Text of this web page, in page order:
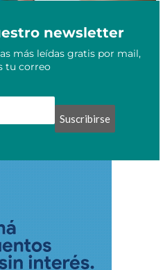
newsletter
más leídas gratis por mail,
tu correo
Suscribirse